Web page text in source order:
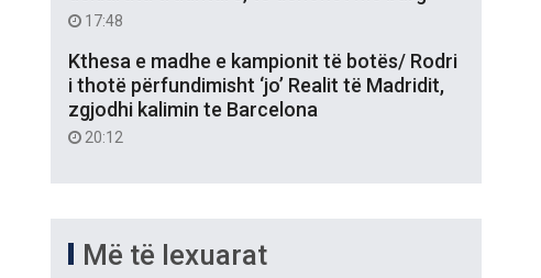
17:48
Kthesa e madhe e kampionit të botës/ Rodri
i thotë përfundimisht ‘jo’ Realit të Madridit,
zgjodhi kalimin te Barcelona
20:12
Më të lexuarat